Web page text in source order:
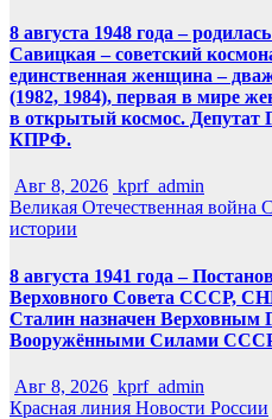
8 августа 1948 года –
Савицкая – советский
единственная женщина –
(1982, 1984), первая в мире
в открытый космос. Депутат
КПРФ.
Авг 8, 2026 kprf_admin
Великая Отечественная война
истории
8 августа 1941 года –
Верховного Совета СССР,
Сталин назначен
Вооружёнными Силами
Авг 8, 2026 kprf_admin
Красная линия Новости России